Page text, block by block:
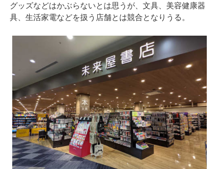
グッズなどはかぶらないとは思うが、文具、美容健康器
具、生活家電などを扱う店舗とは競合となりうる。